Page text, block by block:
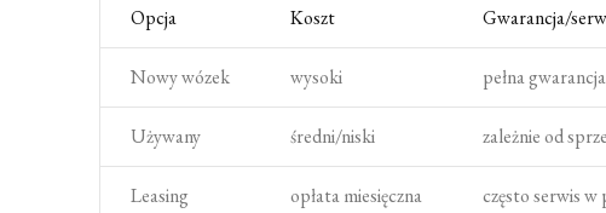
Opcja
Koszt Gwarancja/
Nowy wózek wysoki pełna gwarancja
Używany średni/niski zależnie od
Leasing opłata miesięczna często serwis w